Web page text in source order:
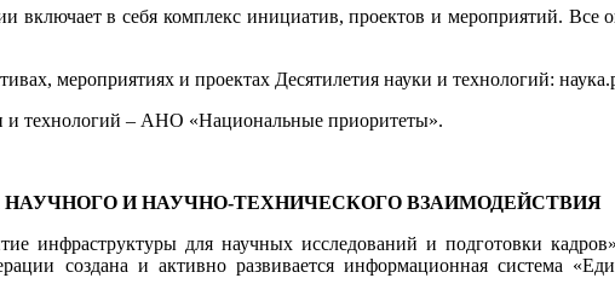
включает в себя комплекс инициатив, проектов и мероприятий.
мероприятиях и проектах Десятилетия науки и технологий:
и технологий – АНО «Национальные приоритеты».
И НАУЧНО-ТЕХНИЧЕСКОГО ВЗАИМОДЕЙСТВИЯ
инфраструктуры для научных исследований и подготовки
создана и активно развивается информационная система